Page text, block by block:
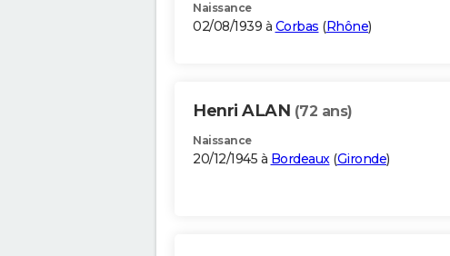
Naissance
02/08/1939 à Corbas (Rhône)
Henri ALAN (72 ans)
Naissance
20/12/1945 à Bordeaux(Gironde)